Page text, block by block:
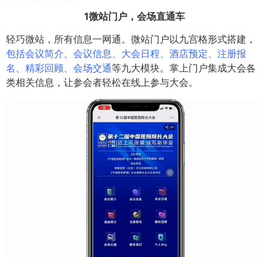
1微站门户，会场直通车
轻巧微站，所有信息一网通。微站门户以九宫格形式搭建，
包括会议简介、会议信息、大会日程、酒店预定、注册报
名、精彩回顾、会场交通等九大模块。掌上门户集成大会各
类相关信息，让参会者轻松在线上参与大会。